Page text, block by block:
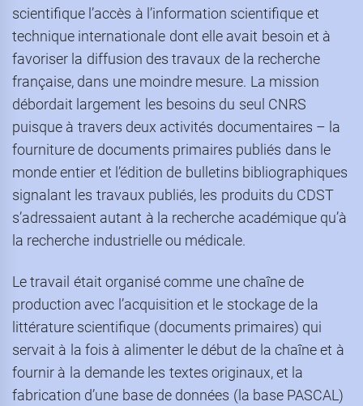
scientifique l’accès à l’information scientifique et
technique internationale dont elle avait besoin et à
favoriser la diffusion des travaux de la recherche
française, dans une moindre mesure. La mission
débordait largement les besoins du seul CNRS
puisque à travers deux activités documentaires – la
fourniture de documents primaires publiés dans le
monde entier et l’édition de bulletins bibliographiques
signalant les travaux publiés, les produits du CDST
s’adressaient autant à la recherche académique qu’à
la recherche industrielle ou médicale.
Le travail était organisé comme une chaîne de
production avec l’acquisition et le stockage de la
littérature scientifique (documents primaires) qui
servait à la fois à alimenter le début de la chaîne et à
fournir à la demande les textes originaux, et la
fabrication d’une base de données (la base PASCAL)